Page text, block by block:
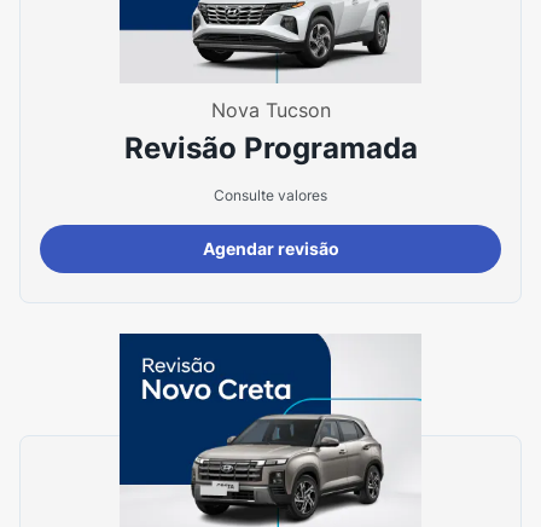
Nova Tucson
Revisão Programada
Consulte valores
Agendar revisão